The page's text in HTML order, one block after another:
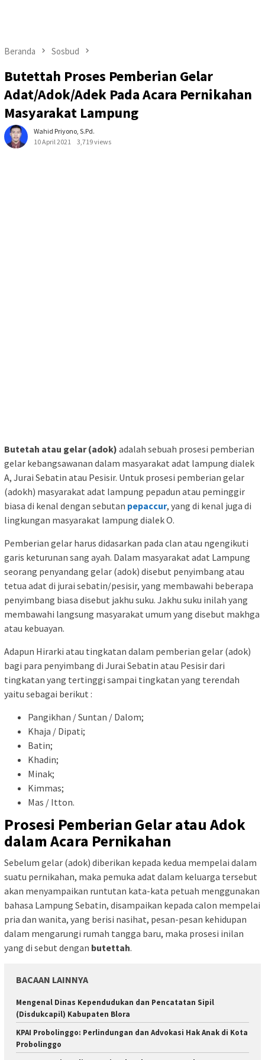
Beranda Sosbud
Butettah Proses Pemberian Gelar
Adat/Adok/Adek Pada Acara Pernikahan
Masyarakat Lampung
Wahid Priyono, S.Pd.
10 April 2021
3,719 views
Butetah atau gelar (adok) adalah sebuah prosesi pemberian
gelar kebangsawanan dalam masyarakat adat lampung dialek
A, Jurai Sebatin atau Pesisir. Untuk prosesi pemberian gelar
(adokh) masyarakat adat lampung pepadun atau peminggir
biasa di kenal dengan sebutan pepaccur, yang di kenal juga di
lingkungan masyarakat lampung dialek O.
Pemberian gelar harus didasarkan pada clan atau ngengikuti
garis keturunan sang ayah. Dalam masyarakat adat Lampung
seorang penyandang gelar (adok) disebut penyimbang atau
tetua adat di jurai sebatin/pesisir, yang membawahi beberapa
penyimbang biasa disebut jakhu suku. Jakhu suku inilah yang
membawahi langsung masyarakat umum yang disebut makhga
atau kebuayan.
Adapun Hirarki atau tingkatan dalam pemberian gelar (adok)
bagi para penyimbang di Jurai Sebatin atau Pesisir dari
tingkatan yang tertinggi sampai tingkatan yang terendah
yaitu sebagai berikut :
Pangikhan / Suntan / Dalom;
Khaja / Dipati;
Batin;
Khadin;
Minak;
Kimmas;
Mas / Itton.
Prosesi Pemberian Gelar atau Adok
dalam Acara Pernikahan
Sebelum gelar (adok) diberikan kepada kedua mempelai dalam
suatu pernikahan, maka pemuka adat dalam keluarga tersebut
akan menyampaikan runtutan kata-kata petuah menggunakan
bahasa Lampung Sebatin, disampaikan kepada calon mempelai
pria dan wanita, yang berisi nasihat, pesan-pesan kehidupan
dalam mengarungi rumah tangga baru, maka prosesi inilan
yang di sebut dengan butettah.
BACAAN LAINNYA
Mengenal Dinas Kependudukan dan Pencatatan Sipil
(Disdukcapil) Kabupaten Blora
KPAI Probolinggo: Perlindungan dan Advokasi Hak Anak di Kota
Probolinggo